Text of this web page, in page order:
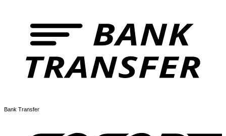
Bank Transfer